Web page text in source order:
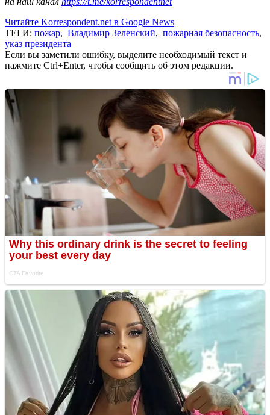
Читайте Korrespondent.net в Google News
ТЕГИ: пожар, Владимир Зеленский, пожарная безопасность,
указ президента
Если вы заметили ошибку, выделите необходимый текст и
нажмите Ctrl+Enter, чтобы сообщить об этом редакции.